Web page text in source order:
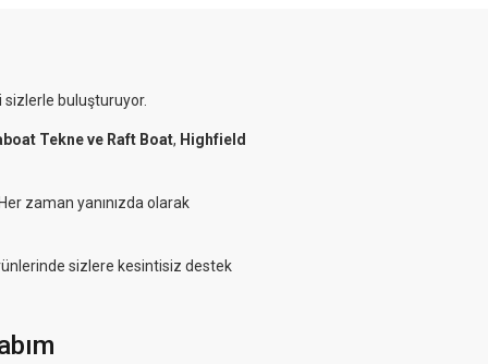
sizlerle buluşturuyor.
Tekne ve Raft Boat, Highfield
zaman yanınızda olarak
sizlere kesintisiz destek